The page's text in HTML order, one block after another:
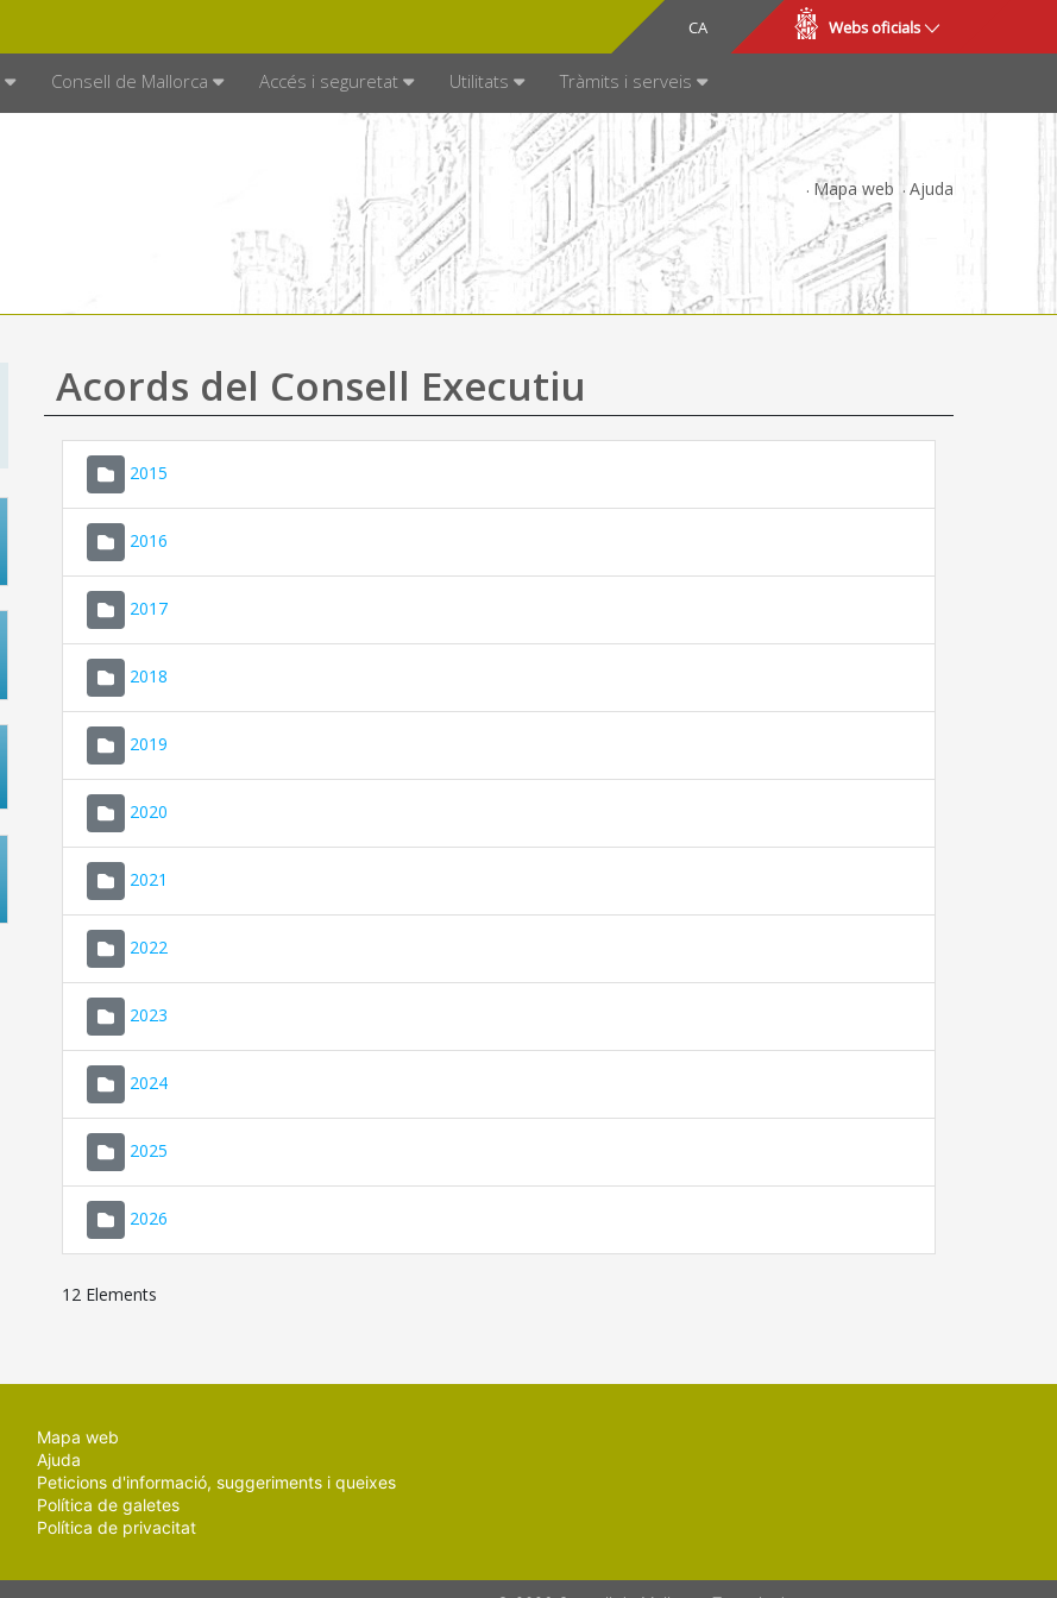
CA
ES Webs oficials
Consell de Mallorca Accés i seguretat Utilitats Tràmits i serveis
Mapa web Ajuda
Acords del Consell Executiu
2015
2016
2017
2018
2019
2020
2021
2022
2023
2024
2025
2026
12 Elements
Mapa web
Ajuda
Peticions d'informació, suggeriments i queixes
Política de galetes
Política de privacitat